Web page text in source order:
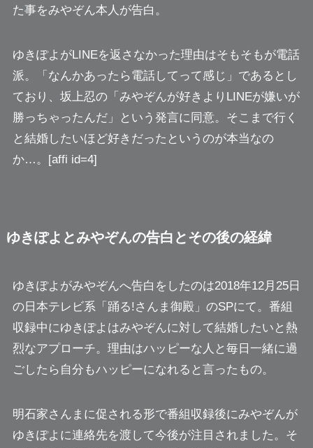
た事をみやぞん本人が告白 。
ゆきぽよがLINEを返さなかった理由はそもそもが電話
派。
「なんかあったら電話してって感じ」 であるとし
ており、坂上忍の「みやぞんが好きよりLINEが嫌いが
勝っちゃったんだ」という 発言に同意。 そこまで行く
と 結婚したいほど好きだったというのが本当なの
か…。[affi id=4]
ゆきぽよとみやぞんの告白とその後の経緯
ゆきぽよがみやぞんへ告白をしたのは2018年12月25日
の日本テレビ系 「踊る!さんま御殿」 のSPにて。番組
収録中にゆきぽよはみやぞんに対して結婚したいと熱
烈なアプローチ。理由はハッピーな人と毎日一緒に過
ごしたら自分もハッピーになれる と言ったもの。
明石家さんまに促される形で番組収録後にみやぞんが
ゆきぽよに連絡先を渡して今後が注目されました。そ